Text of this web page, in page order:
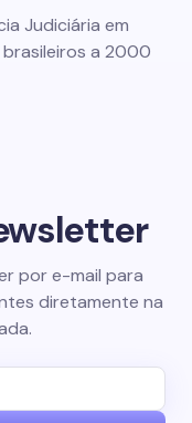
Judiciária em
a 2000
por e-mail para
diretamente na